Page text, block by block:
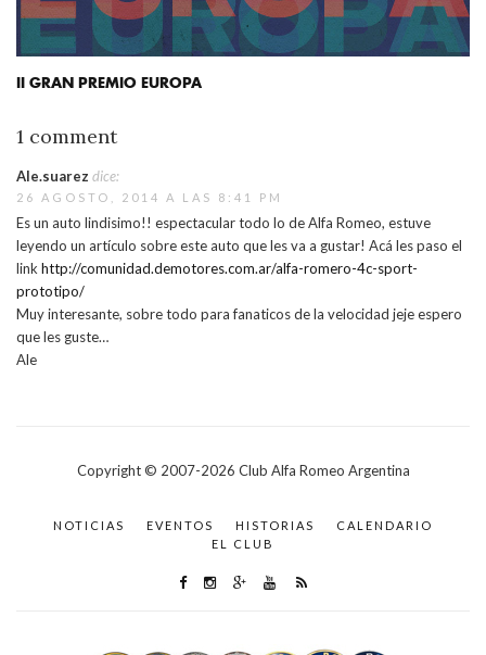
II GRAN PREMIO EUROPA
1 comment
Ale.suarez dice:
26 AGOSTO, 2014 A LAS 8:41 PM
Es un auto lindisimo!! espectacular todo lo de Alfa Romeo, estuve
leyendo un artículo sobre este auto que les va a gustar! Acá les paso el
link http://comunidad.demotores.com.ar/alfa-romero-4c-sport-
prototipo/
Muy interesante, sobre todo para fanaticos de la velocidad jeje espero
que les guste…
Ale
Copyright © 2007-2026 Club Alfa Romeo Argentina
NOTICIAS EVENTOS HISTORIAS
CALENDARIO
EL CLUB